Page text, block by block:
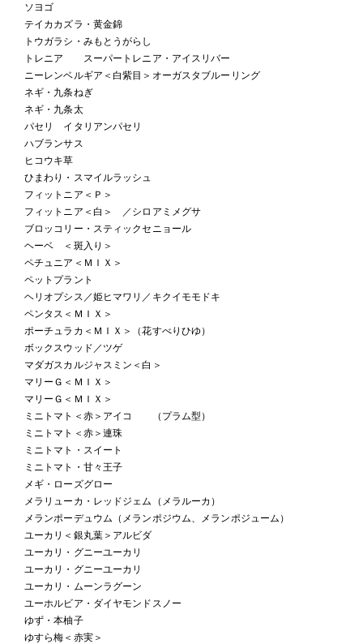
ソヨゴ
テイカカズラ・黄金錦
トウガラシ・みもとうがらし
トレニア スーパートレニア・アイスリバー
ニーレンベルギア＜白紫目＞オーガスタブルーリング
ネギ・九条ねぎ
ネギ・九条太
パセリ イタリアンパセリ
ハブランサス
ヒコウキ草
ひまわり・スマイルラッシュ
フィットニア＜Ｐ＞
フィットニア＜白＞ ／シロアミメグサ
ブロッコリー・スティックセニョール
ヘーベ ＜斑入り＞
ペチュニア＜ＭＩＸ＞
ペットプラント
ヘリオプシス／姫ヒマワリ／キクイモモドキ
ペンタス＜ＭＩＸ＞
ポーチュラカ＜ＭＩＸ＞（花すべりひゆ）
ボックスウッド／ツゲ
マダガスカルジャスミン＜白＞
マリーＧ＜ＭＩＸ＞
マリーＧ＜ＭＩＸ＞
ミニトマト＜赤＞アイコ （プラム型）
ミニトマト＜赤＞連珠
ミニトマト・スイート
ミニトマト・甘々王子
メギ・ローズグロー
メラリューカ・レッドジェム（メラルーカ）
メランポーデュウム（メランポジウム、メランポジューム）
ユーカリ＜銀丸葉＞アルビダ
ユーカリ・グニーユーカリ
ユーカリ・グニーユーカリ
ユーカリ・ムーンラグーン
ユーホルビア・ダイヤモンドスノー
ゆず・本柚子
ゆすら梅＜赤実＞